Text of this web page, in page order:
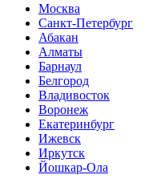
Москва
Санкт-Петербург
Абакан
Алматы
Барнаул
Белгород
Владивосток
Воронеж
Екатеринбург
Ижевск
Иркутск
Йошкар-Ола